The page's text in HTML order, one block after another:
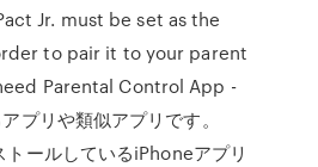
Jr. must be set as the
to pair it to your parent
Parental Control App -
プリや類似アプリです。
トールしているiPhoneアプリ